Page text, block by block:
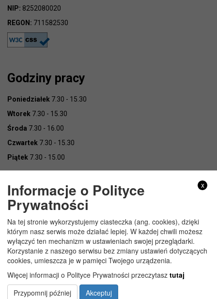
NIP: 8252080020
REGON: 711582530
Godziny pracy
Poniedziałek 7.30 - 15.30
Wtorek 7.30 - 15.30
Środa 7.30 - 16.00
Czwartek 7.30 - 15.30
Piątek 7.30 - 15.00
Copyright © Urząd Gminy Wojcieszków
x
Informacje o Polityce
Prywatności
Na tej stronie wykorzystujemy ciasteczka (ang. cookies), dzięki
którym nasz serwis może działać lepiej. W każdej chwili możesz
wyłączyć ten mechanizm w ustawieniach swojej przeglądarki.
Korzystanie z naszego serwisu bez zmiany ustawień dotyczących
cookies, umieszcza je w pamięci Twojego urządzenia.
Więcej informacji o Polityce Prywatności przeczytasz tutaj
Przypomnij później
Akceptuj